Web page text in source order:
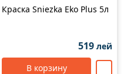
Краска Sniezka Eko Plus 5л
519 лей
В корзину